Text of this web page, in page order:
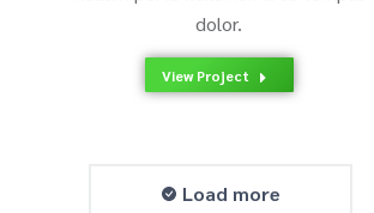
dolor.
View Project
Load more